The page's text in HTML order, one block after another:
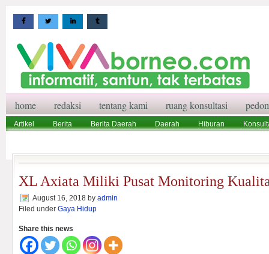
home redaksi tentang kami ruang konsultasi
Artikel Berita Berita Daerah Daerah Hiburan
XL Axiata Miliki Pusat Monitoring
August 16, 2018 by admin
Filed under Gaya Hidup
Share this news